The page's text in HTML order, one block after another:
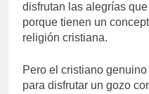
disfrutan las alegrías
porque tienen un
religión cristiana.
Pero el cristiano
para disfrutar un gozo